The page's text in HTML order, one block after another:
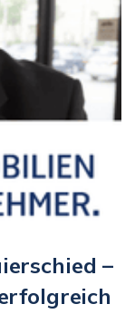
–